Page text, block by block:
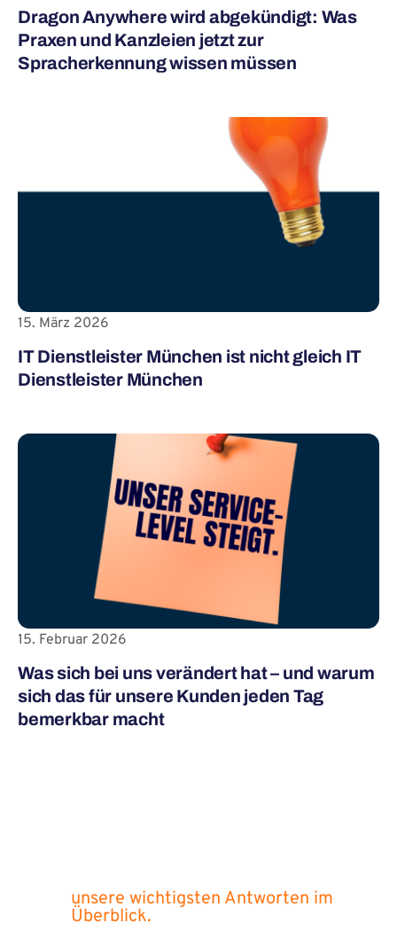
Dragon Anywhere wird abgekündigt: Was
Praxen und Kanzleien jetzt zur
Spracherkennung wissen müssen
15. März 2026
IT Dienstleister München ist nicht gleich IT
Dienstleister München
15. Februar 2026
Was sich bei uns verändert hat – und warum
sich das für unsere Kunden jeden Tag
bemerkbar macht
unsere wichtigsten Antworten im
Überblick.